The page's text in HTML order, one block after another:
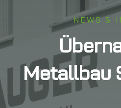
NEWS &
Metallbau